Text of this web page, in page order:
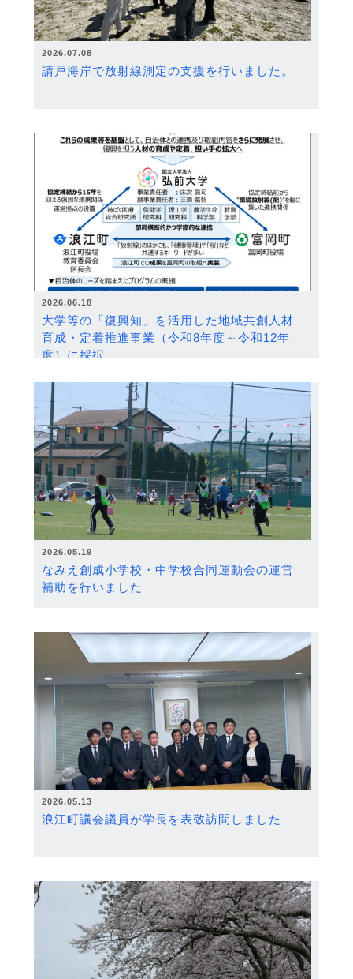
2026.07.08
請戸海岸で放射線測定の支援を行いました。
2026.06.18
大学等の「復興知」を活用した地域共創人材
育成・定着推進事業（令和8年度～令和12年
度）に採択
2026.05.19
なみえ創成小学校・中学校合同運動会の運営
補助を行いました
2026.05.13
浪江町議会議員が学長を表敬訪問しました